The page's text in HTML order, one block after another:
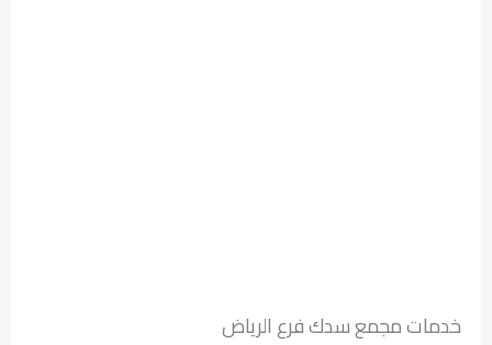
خدمات مجمع سدك فرع الرياض